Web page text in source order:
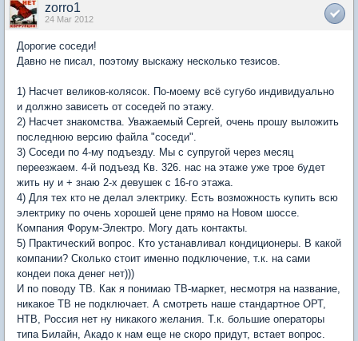
zorro1
24 Mar 2012
Дорогие соседи!
Давно не писал, поэтому выскажу несколько тезисов.
1) Насчет великов-колясок. По-моему всё сугубо индивидуально
и должно зависеть от соседей по этажу.
2) Насчет знакомства. Уважаемый Сергей, очень прошу выложить
последнюю версию файла "соседи".
3) Соседи по 4-му подъезду. Мы с супругой через месяц
переезжаем. 4-й подъезд Кв. 326. нас на этаже уже трое будет
жить ну и + знаю 2-х девушек с 16-го этажа.
4) Для тех кто не делал электрику. Есть возможность купить всю
электрику по очень хорошей цене прямо на Новом шоссе.
Компания Форум-Электро. Могу дать контакты.
5) Практический вопрос. Кто устанавливал кондиционеры. В какой
компании? Сколько стоит именно подключение, т.к. на сами
кондеи пока денег нет)))
И по поводу ТВ. Как я понимаю ТВ-маркет, несмотря на название,
никакое ТВ не подключает. А смотреть наше стандартное ОРТ,
НТВ, Россия нет ну никакого желания. Т.к. большие операторы
типа Билайн, Акадо к нам еще не скоро придут, встает вопрос.